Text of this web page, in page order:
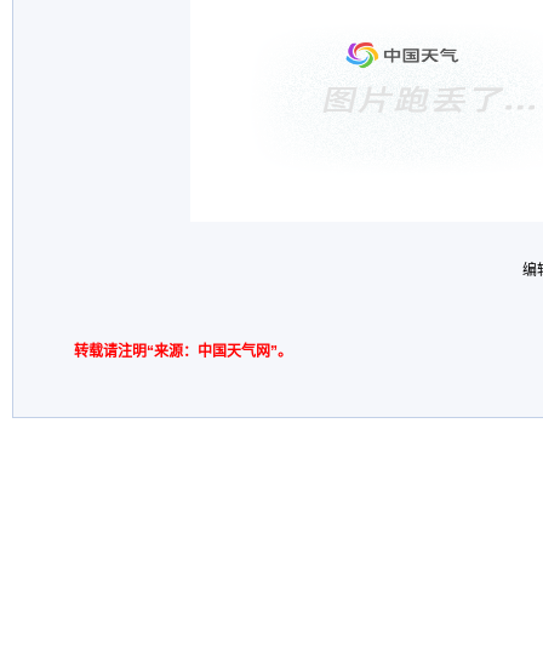
编
转载请注明“来源：中国天气网”。